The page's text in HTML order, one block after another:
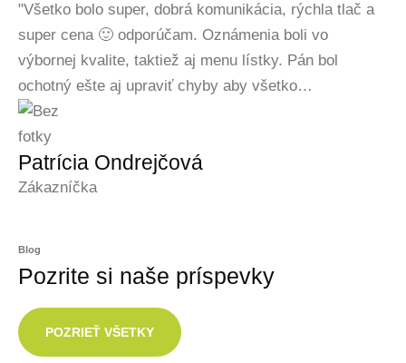
"Všetko bolo super, dobrá komunikácia, rýchla tlač a
super cena 🙂 odporúčam. Oznámenia boli vo
výbornej kvalite, taktiež aj menu lístky. Pán bol
ochotný ešte aj upraviť chyby aby všetko…
Patrícia Ondrejčová
Zákazníčka
Blog
Pozrite si naše príspevky
POZRIEŤ VŠETKY